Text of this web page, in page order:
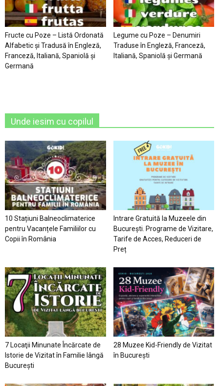
Fructe cu Poze – Listă Ordonată
Alfabetic şi Tradusă în Engleză,
Franceză, Italiană, Spaniolă şi
Germană
Legume cu Poze – Denumiri
Traduse în Engleză, Franceză,
Italiană, Spaniolă şi Germană
Unde iesim cu copilul
10 Stațiuni Balneoclimaterice
pentru Vacanțele Familiilor cu
Copii în România
Intrare Gratuită la Muzeele din
București. Programe de Vizitare,
Tarife de Acces, Reduceri de
Preț
7 Locaţii Minunate Încărcate de
Istorie de Vizitat în Familie lângă
București
28 Muzee Kid-Friendly de Vizitat
în București